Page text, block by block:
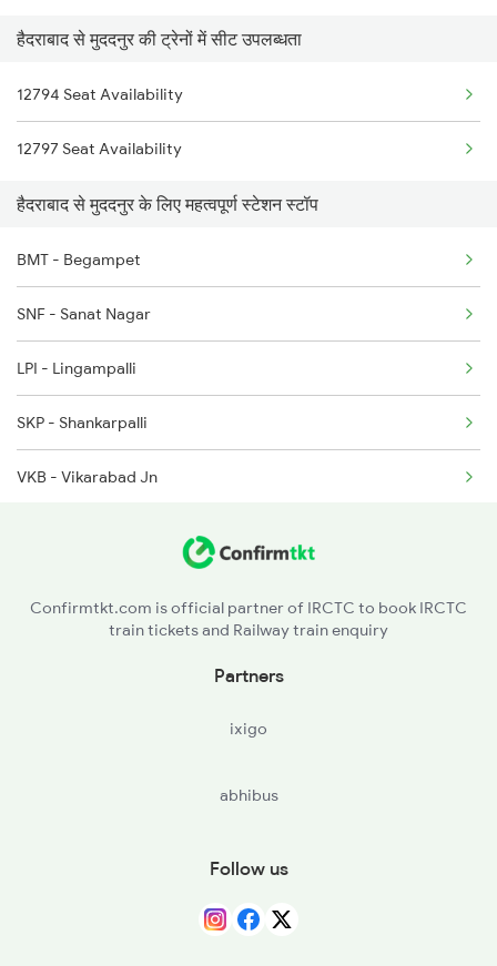
2277 Tpty Jat Spl
2278 Tpty Festvl Spl
2285 Nzm Duronto Spl
2286 Sc Duronto Spl
2437 Sc Nzm Raj Spl
2438 Sc Rajdhani Spl
2449 Shm Sc Spl
2450 Sc Shm Sf Spl
हैदराबाद से मुददनुर की ट्रेनों में सीट उपलब्धता
12794 Seat Availability
12797 Seat Availability
हैदराबाद से मुददनुर के लिए महत्वपूर्ण स्टेशन स्टॉप
BMT - Begampet
SNF - Sanat Nagar
LPI - Lingampalli
SKP - Shankarpalli
VKB - Vikarabad Jn
Confirmtkt.com is official partner of IRCTC to book IRCTC
train tickets and Railway train enquiry
Partners
ixigo
abhibus
Follow us